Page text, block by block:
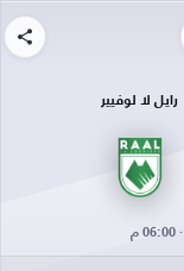
رايل لا لوفيير